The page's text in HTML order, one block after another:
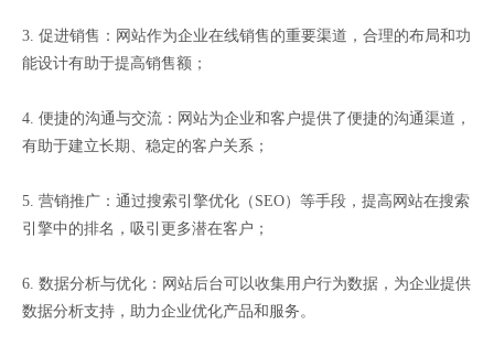
3. 促进销售：网站作为企业在线销售的重要渠道，合理的布局和功
能设计有助于提高销售额；
4. 便捷的沟通与交流：网站为企业和客户提供了便捷的沟通渠道，
有助于建立长期、稳定的客户关系；
5. 营销推广：通过搜索引擎优化（SEO）等手段，提高网站在搜索
引擎中的排名，吸引更多潜在客户；
6. 数据分析与优化：网站后台可以收集用户行为数据，为企业提供
数据分析支持，助力企业优化产品和服务。